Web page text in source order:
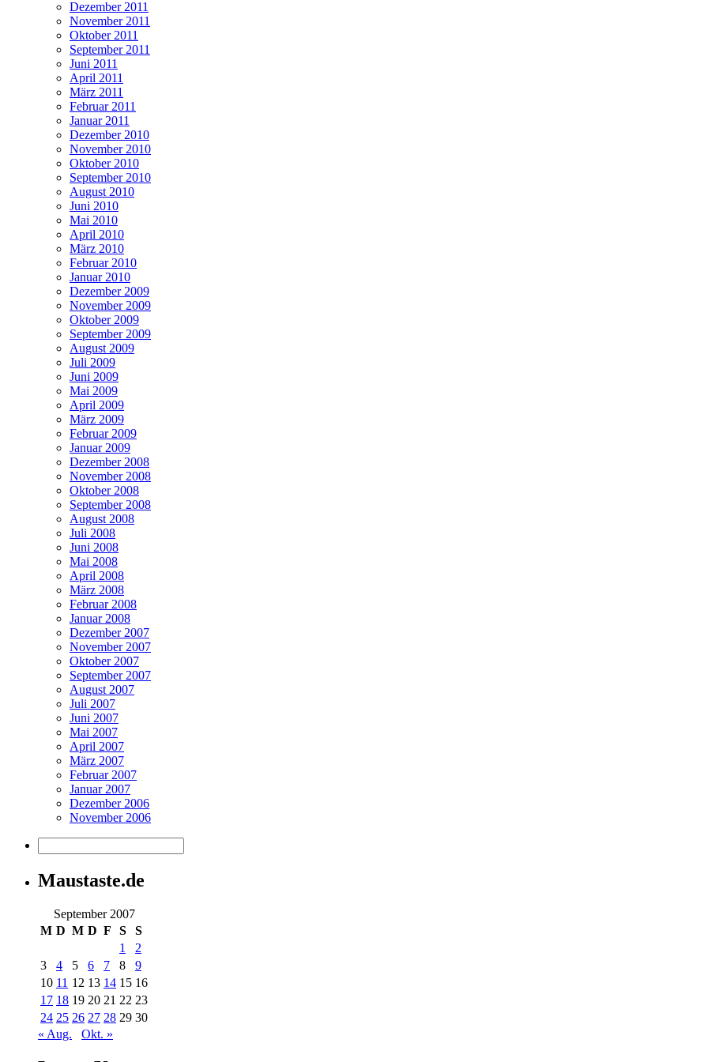
Dezember 2011
November 2011
Oktober 2011
September 2011
Juni 2011
April 2011
März 2011
Februar 2011
Januar 2011
Dezember 2010
November 2010
Oktober 2010
September 2010
August 2010
Juni 2010
Mai 2010
April 2010
März 2010
Februar 2010
Januar 2010
Dezember 2009
November 2009
Oktober 2009
September 2009
August 2009
Juli 2009
Juni 2009
Mai 2009
April 2009
März 2009
Februar 2009
Januar 2009
Dezember 2008
November 2008
Oktober 2008
September 2008
August 2008
Juli 2008
Juni 2008
Mai 2008
April 2008
März 2008
Februar 2008
Januar 2008
Dezember 2007
November 2007
Oktober 2007
September 2007
August 2007
Juli 2007
Juni 2007
Mai 2007
April 2007
März 2007
Februar 2007
Januar 2007
Dezember 2006
November 2006
Maustaste.de
September 2007
M D M D F S
S
1
2
3
4 5 6 7 8
9
10 11 12 13 14 15 16
17 18 19 20 21 22 23
24 25 26 27 28 29 30
« Aug.
Okt. »